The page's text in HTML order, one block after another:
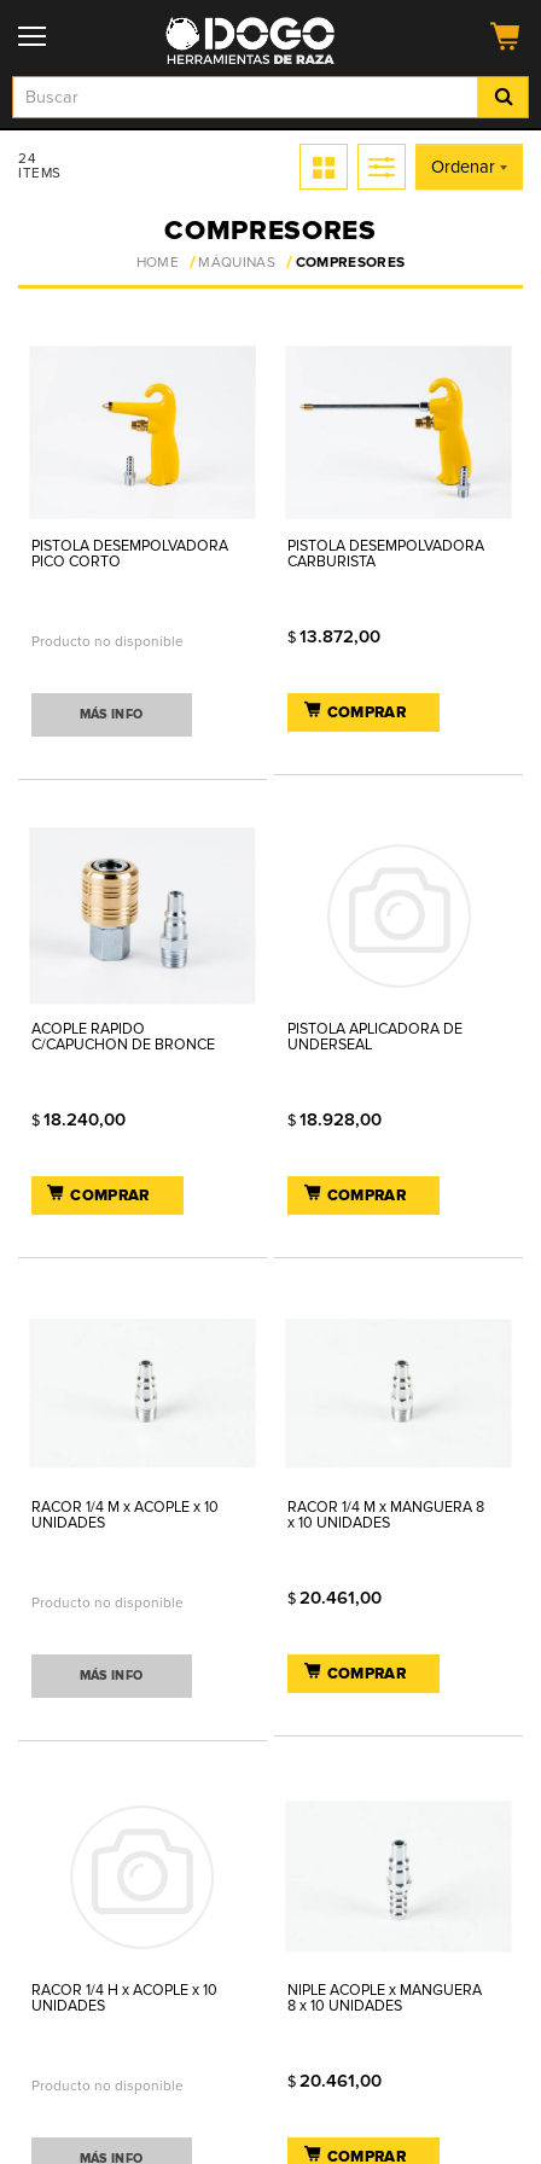
COMPRESORES
HOME MÁQUINAS COMPRESORES
24
ITEMS
Ordenar
PISTOLA DESEMPOLVADORA
PICO CORTO
Producto no disponible
MÁS INFO
PISTOLA DESEMPOLVADORA
CARBURISTA
$13.872,00
COMPRAR
ACOPLE RAPIDO
C/CAPUCHON DE BRONCE
$ 18.240,00
COMPRAR
PISTOLA APLICADORA DE
UNDERSEAL
$18.928,00
COMPRAR
RACOR 1/4 M x ACOPLE x 10
UNIDADES
Producto no disponible
MÁS INFO
RACOR 1/4 M x MANGUERA 8
x 10 UNIDADES
$20.461,00
COMPRAR
RACOR 1/4 H x ACOPLE x 10
UNIDADES
Producto no disponible
MÁS INFO
NIPLE ACOPLE x MANGUERA
8 x 10 UNIDADES
$20.461,00
COMPRAR